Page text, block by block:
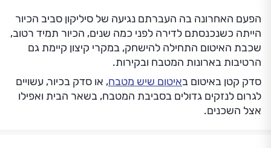
הפעם האחרונה בה העברתם נגיעה של סיליקון סביב הכיור
הייתה כשנכנסתם לדירה לפני כמה שנים, הכיור תמיד רטוב,
שכבת האיטום התחילה להישחק, במקרי קיצון קיימת גם
הרטיבות בארונות המטבח ובקירות.
סדק קטן באיטום באיטום שיש מטבח, או סדק בכיור, עשויים
לגרום לנזקים גדולים בסביבת המטבח, בשאר הבית ואפילו
אצל השכנים.